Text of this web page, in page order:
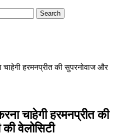
हरमनप्रीत की सुपरनोवाज और
चाहेगी हरमनप्रीत की
वेलोसिटी